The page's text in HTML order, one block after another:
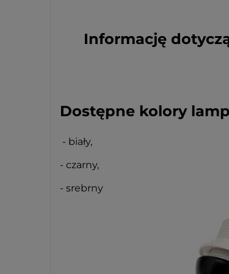
Informację
Dostępne kolory
- biały,
- czarny,
- srebrny